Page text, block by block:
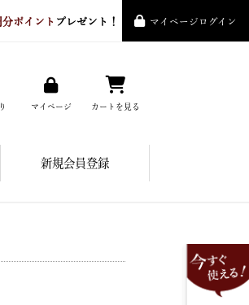
分ポイント プレゼント！ マイページログイン
マイページ カートを見る
新規会員登録